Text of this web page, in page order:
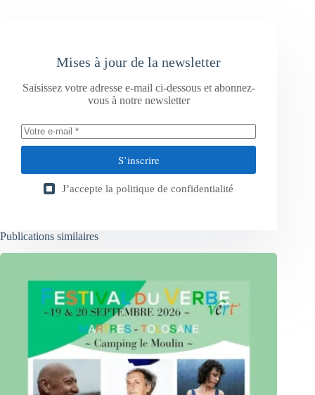
Mises à jour de la newsletter
Saisissez votre adresse e-mail ci-dessous et abonnez-
vous à notre newsletter
S’inscrire
J’accepte la politique de confidentialité
Publications similaires